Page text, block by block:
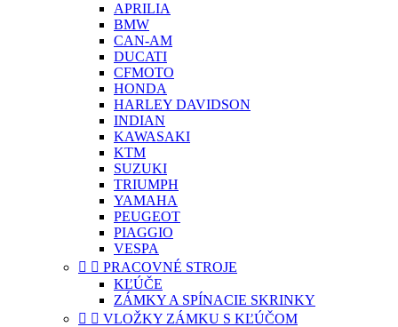
APRILIA
BMW
CAN-AM
DUCATI
CFMOTO
HONDA
HARLEY DAVIDSON
INDIAN
KAWASAKI
KTM
SUZUKI
TRIUMPH
YAMAHA
PEUGEOT
PIAGGIO
VESPA
  PRACOVNÉ STROJE
KĽÚČE
ZÁMKY A SPÍNACIE SKRINKY
  VLOŽKY ZÁMKU S KĽÚČOM